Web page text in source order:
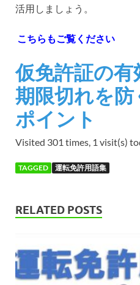
活用しましょう。
こちらもご覧ください
仮免許証の有
期限切れを
ポイント
Visited 301 times, 1 visit(s)
TAGGED 運転免許用語集
RELATED POSTS